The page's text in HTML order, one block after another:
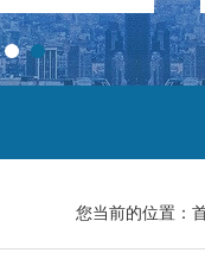
您当前的位置：